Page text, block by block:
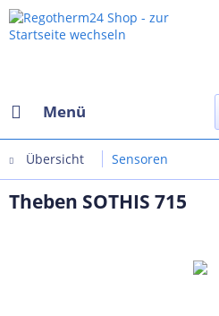
Menü
Übersicht Sensoren
Theben SOTHIS 715